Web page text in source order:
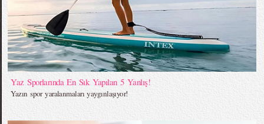
Yaz Sporlarında En Sık Yapılan 5 Yanlış!
Yazın spor yaralanmaları yaygınlaşıyor!